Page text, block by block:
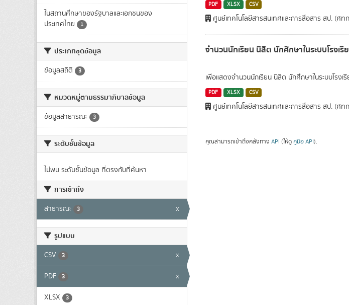
ในสถานศึกษาของรัฐบาลและเอกชนของ
ประเทศไทย
1
ประเภทชุดข้อมูล
ข้อมูลสถิติ 3
หมวดหมู่ตามธรรมาภิบาลข้อมูล
ข้อมูลสาธารณะ 3
ระดับชั้นข้อมูล
ไม่พบ ระดับชั้นข้อมูล ที่ตรงกับที่ค้นหา
การเข้าถึง
สาธารณะ 3 x
รูปแบบ
CSV 3 x
PDF 3 x
XLSX 3
PDF XLSX CSV
ศูนย์เทคโนโลยีสารสนเทศและการสื่อสาร สป. (ศท
จำนวนนักเรียน นิสิต นักศึกษาในระบบโรงเ
เพื่อแสดงจำนวนนักเรียน นิสิต นักศึกษาในระบบโรง
PDF XLSX CSV
ศูนย์เทคโนโลยีสารสนเทศและการสื่อสาร สป. (ศท
คุณสามารถเข้าถึงคลังทาง API (ให้ดู คู่มือ API).